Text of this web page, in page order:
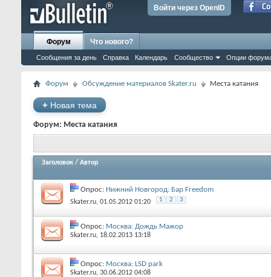
Войти через OpenID
Форум
Сообщения за день Справка Календарь Сообщество Опции
Что нового?
Форум Обсуждение материалов Skater.ru Места катания
+ Новая тема
Форум: Места катания
Заголовок / Автор
Опрос: Нижний Новгород: Бар Freedom
Skater.ru‎, 01.05.2012 01:20 1 2 3
Опрос: Москва: Дождь Мажор
Skater.ru‎, 18.02.2013 13:18
Опрос: Москва: LSD park
Skater.ru‎, 30.06.2012 04:08